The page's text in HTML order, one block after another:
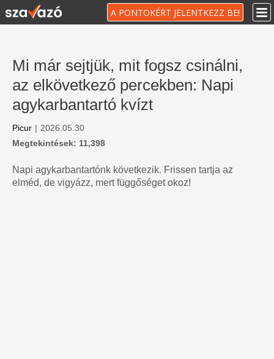
A PONTOKÉRT JELENTKEZZ BE!
Mi már sejtjük, mit fogsz csinálni,
az elkövetkező percekben: Napi
agykarbantartó kvízt
Picur | 2026.05.30
Megtekintések: 11,398
Napi agykarbantartónk következik. Frissen tartja az
elméd, de vigyázz, mert függőséget okoz!